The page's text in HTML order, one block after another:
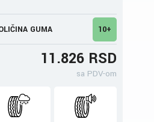
GUMA 10+
11.826 RSD
sa PDV-om